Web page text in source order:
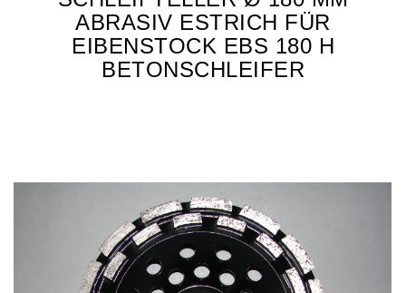
ABRASIV ESTRICH FÜR
EIBENSTOCK EBS 180 H
BETONSCHLEIFER